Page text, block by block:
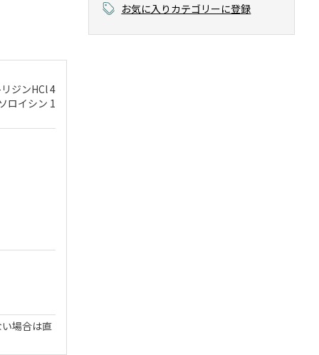
お気に入りカテゴリーに登録
ジンHCl 4
ロイシン 1
場合は直